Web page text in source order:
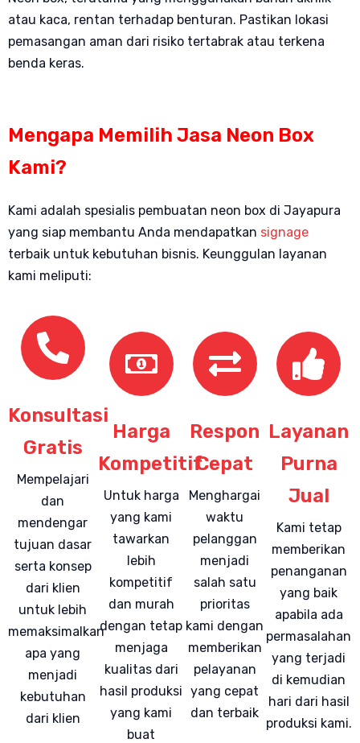
atau kaca, rentan terhadap benturan. Pastikan lokasi
pemasangan aman dari risiko tertabrak atau terkena
benda keras.
Mengapa Memilih Jasa Neon Box
Kami?
Kami adalah spesialis pembuatan neon box di Jayapura
yang siap membantu Anda mendapatkan signage
terbaik untuk kebutuhan bisnis. Keunggulan layanan
kami meliputi:
Konsultasi
Gratis
Mempelajari
dan
mendengar
tujuan dasar
serta konsep
dari klien
untuk lebih
memaksimalkan
apa yang
menjadi
kebutuhan
dari klien
Harga
Kompetitif
Untuk harga
yang kami
tawarkan
lebih
kompetitif
dan murah
dengan tetap
menjaga
kualitas dari
hasil produksi
yang kami
buat
Respon
Cepat
Menghargai
waktu
pelanggan
menjadi
salah satu
prioritas
kami dengan
memberikan
pelayanan
yang cepat
dan terbaik
Layanan
Purna
Jual
Kami tetap
memberikan
penanganan
yang baik
apabila ada
permasalahan
yang terjadi
di kemudian
hari dari hasil
produksi kami.